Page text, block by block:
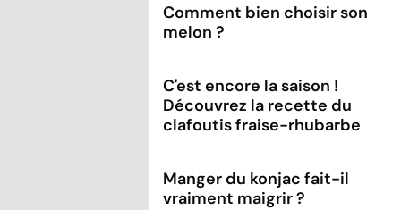
Comment bien choisir son
melon ?
C'est encore la saison !
Découvrez la recette du
clafoutis fraise-rhubarbe
Manger du konjac fait-il
vraiment maigrir ?